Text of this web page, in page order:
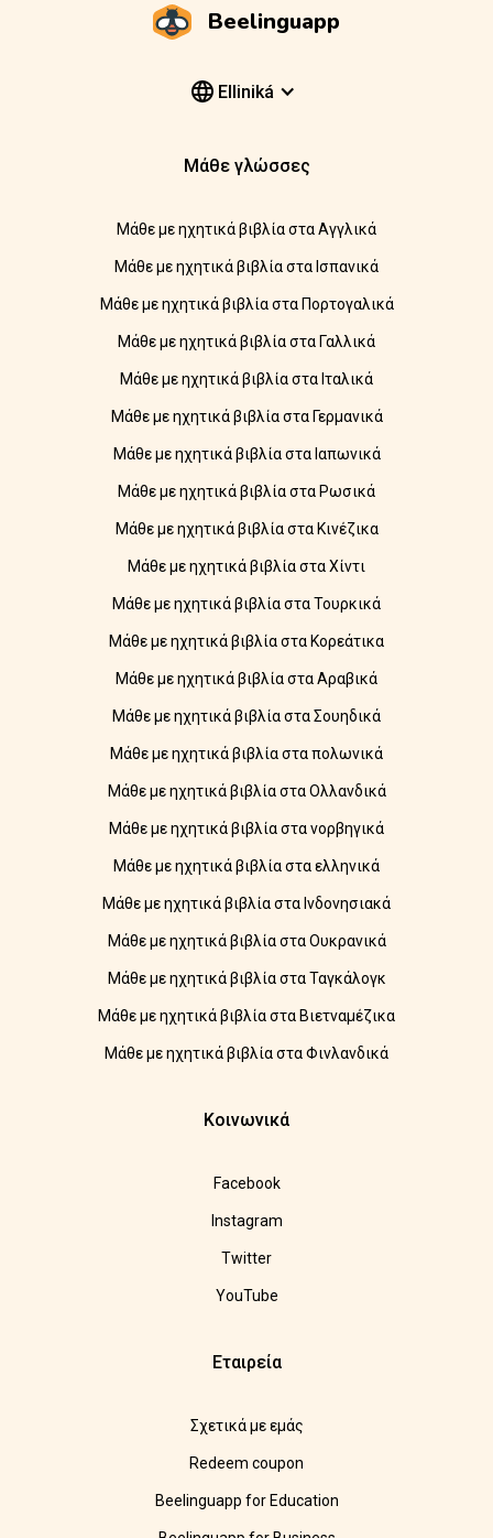
Beelinguapp
Elliniká
Μάθε γλώσσες
Μάθε με ηχητικά βιβλία στα Αγγλικά
Μάθε με ηχητικά βιβλία στα Ισπανικά
Μάθε με ηχητικά βιβλία στα Πορτογαλικά
Μάθε με ηχητικά βιβλία στα Γαλλικά
Μάθε με ηχητικά βιβλία στα Ιταλικά
Μάθε με ηχητικά βιβλία στα Γερμανικά
Μάθε με ηχητικά βιβλία στα Ιαπωνικά
Μάθε με ηχητικά βιβλία στα Ρωσικά
Μάθε με ηχητικά βιβλία στα Κινέζικα
Μάθε με ηχητικά βιβλία στα Χίντι
Μάθε με ηχητικά βιβλία στα Τουρκικά
Μάθε με ηχητικά βιβλία στα Κορεάτικα
Μάθε με ηχητικά βιβλία στα Αραβικά
Μάθε με ηχητικά βιβλία στα Σουηδικά
Μάθε με ηχητικά βιβλία στα πολωνικά
Μάθε με ηχητικά βιβλία στα Ολλανδικά
Μάθε με ηχητικά βιβλία στα νορβηγικά
Μάθε με ηχητικά βιβλία στα ελληνικά
Μάθε με ηχητικά βιβλία στα Ινδονησιακά
Μάθε με ηχητικά βιβλία στα Ουκρανικά
Μάθε με ηχητικά βιβλία στα Ταγκάλογκ
Μάθε με ηχητικά βιβλία στα Βιετναμέζικα
Μάθε με ηχητικά βιβλία στα Φινλανδικά
Κοινωνικά
Facebook
Instagram
Twitter
YouTube
Εταιρεία
Σχετικά με εμάς
Redeem coupon
Beelinguapp for Education